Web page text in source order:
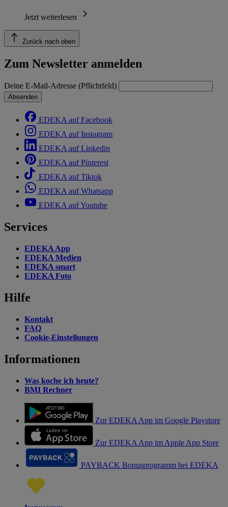
Jetzt weiterlesen
Zurück nach oben
Zum Newsletter anmelden
Deine E-Mail-Adresse (Pflichtfeld)
Absenden
EDEKA auf Facebook
EDEKA auf Instagram
EDEKA auf Linkedin
EDEKA auf Pinterest
EDEKA auf Tiktok
EDEKA auf Whatsapp
EDEKA auf Youtube
Services
EDEKA App
EDEKA Medien
EDEKA smart
EDEKA Foto
Hilfe
Kontakt
FAQ
Cookie-Einstellungen
Informationen
Was koche ich heute?
BMI Rechner
Zur EDEKA App im Google Playstore
Zur EDEKA App im Apple App Store
PAYBACK Bonusprogramm bei EDEKA